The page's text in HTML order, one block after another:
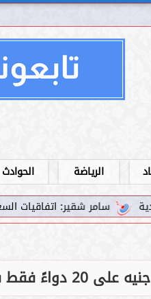
الرياضة الحوادث
السعودية وروسيا الـ30 تمهد لاستثمارات استراتيجية واعدة في رؤية...